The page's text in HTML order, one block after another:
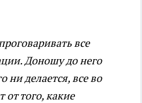
все
Доношу до него
ни делается, все во
от того, какие